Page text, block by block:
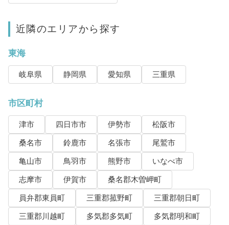
近隣のエリアから探す
東海
岐阜県 静岡県 愛知県 三重県
市区町村
津市 四日市市 伊勢市
松阪市
桑名市
鈴鹿市 名張市
尾鷲市
亀山市
鳥羽市 熊野市
いなべ市
志摩市
伊賀市
桑名郡木曽岬町
員弁郡東員町
三重郡菰野町
三重郡朝日町
三重郡川越町
多気郡多気町
多気郡明和町